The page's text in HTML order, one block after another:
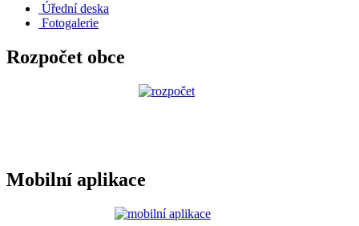
Úřední deska
Fotogalerie
Rozpočet obce
Mobilní aplikace